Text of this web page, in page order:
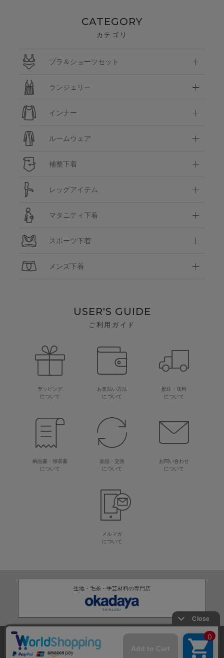
CATEGORY
カテゴリ
ブラ＆ショーツセット
ランジェリー
インナー
ルームウェア
補整下着
レッグアイテム
マタニティ下着
スポーツ下着
メンズ下着
USER'S GUIDE
ご利用ガイド
ラッピング
について
お支払い方法
について
配送・送料
について
納品書・領収書
について
返品・交換
について
お問い合わせ
について
メルマガ
について
生地・毛糸・手芸材料の専門店
株式会社オカダヤ